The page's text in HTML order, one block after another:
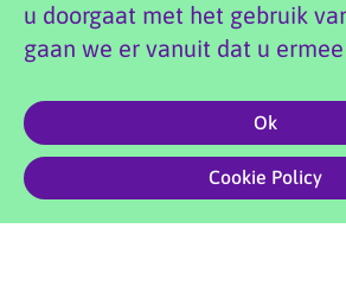
Aanmelden
Copyright 2026 Doenya’s Danswereld |
Website foto’s: Marian Shutte | Site by
u doorgaat met het gebruik
gaan we er vanuit dat u
Ok
Cookie Policy